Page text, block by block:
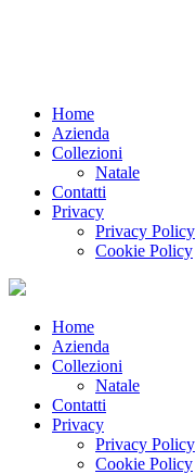
Home
Azienda
Collezioni
Natale
Contatti
Privacy
Privacy Policy
Cookie Policy
Home
Azienda
Collezioni
Natale
Contatti
Privacy
Privacy Policy
Cookie Policy